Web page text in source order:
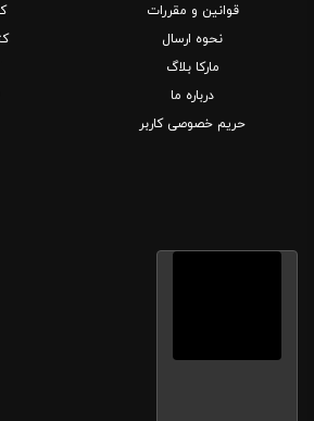
قوانین و مقررات
نحوه ارسال
مارکا بلاگ
درباره ما
حریم خصوصی کاربر